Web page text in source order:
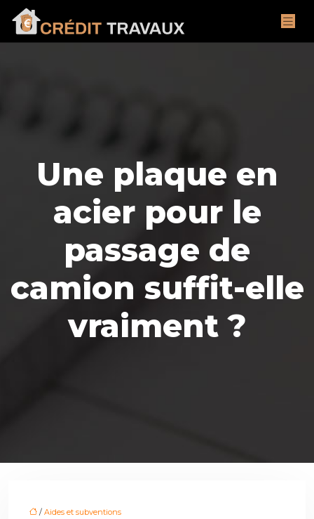
Une plaque en
acier pour le
passage de
camion suffit-elle
vraiment ?
/ Aides et subventions